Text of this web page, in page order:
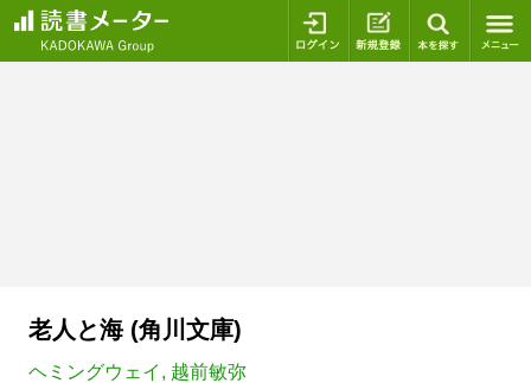
ログイン 新規登録
老人と海 (角川文庫)
ヘミングウェイ , 越前敏弥